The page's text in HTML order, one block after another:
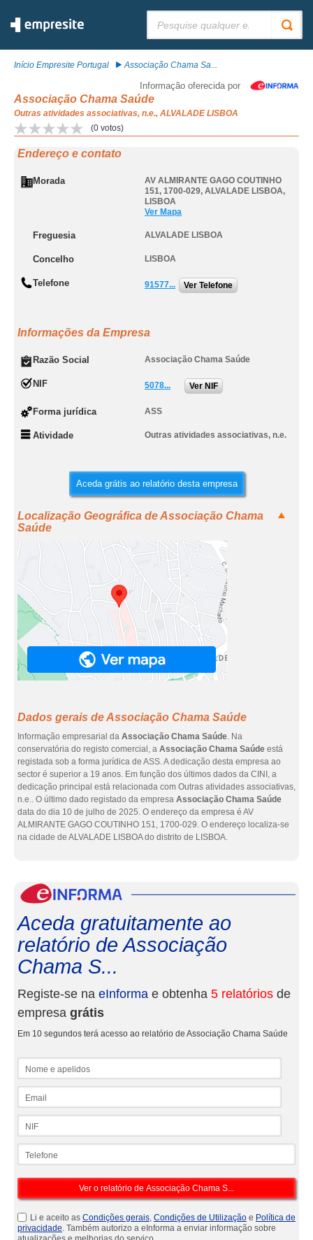
Início Empresite Portugal Associação Chama Sa...
Informação oferecida por
Associação Chama Saúde
Outras atividades associativas, n.e., ALVALADE LISBOA
(0 votos)
Endereço e contato
Morada
AV ALMIRANTE GAGO COUTINHO
151, 1700-029, ALVALADE LISBOA,
LISBOA
Ver Mapa
Freguesia ALVALADE LISBOA
Concelho LISBOA
Telefone 91577... Ver Telefone
Informações da Empresa
Razão Social Associação Chama Saúde
NIF 5078... Ver NIF
Forma jurídica ASS
Atividade Outras atividades associativas, n.e.
Aceda grátis ao relatório desta empresa
Localização Geográfica de Associação Chama
Saúde
Dados gerais de Associação Chama Saúde
Informação empresarial da Associação Chama Saúde. Na
conservatória do registo comercial, a Associação Chama Saúde está
registada sob a forma jurídica de ASS. A dedicação desta empresa ao
sector é superior a 19 anos. Em função dos últimos dados da CINI, a
dedicação principal está relacionada com Outras atividades associativas,
n.e.. O último dado registado da empresa Associação Chama Saúde
data do dia 10 de julho de 2025. O endereço da empresa é AV
ALMIRANTE GAGO COUTINHO 151, 1700-029. O endereço localiza-se
na cidade de ALVALADE LISBOA do distrito de LISBOA.
Aceda gratuitamente ao
relatório de Associação
Chama S...
Registe-se na eInforma e obtenha 5 relatórios de
empresa grátis
Em 10 segundos terá acesso ao relatório de Associação Chama Saúde
Li e aceito as Condições gerais, Condições de Utilização e Política de
privacidade. Também autorizo a eInforma a enviar informação sobre